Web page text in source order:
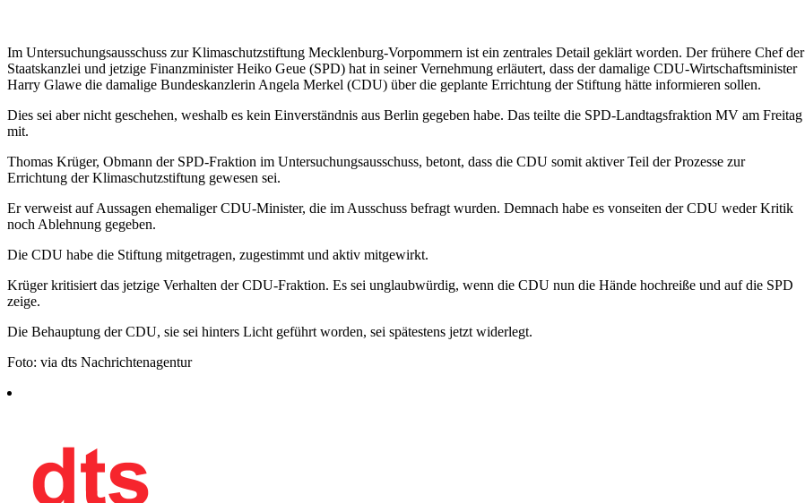
Im Untersuchungsausschuss zur Klimaschutzstiftung Mecklenburg-Vorpommern ist ein zentrales Detail geklärt worden. Der frühere Chef der
Staatskanzlei und jetzige Finanzminister Heiko Geue (SPD) hat in seiner Vernehmung erläutert, dass der damalige CDU-Wirtschaftsminister
Harry Glawe die damalige Bundeskanzlerin Angela Merkel (CDU) über die geplante Errichtung der Stiftung hätte informieren sollen.
Dies sei aber nicht geschehen, weshalb es kein Einverständnis aus Berlin gegeben habe. Das teilte die SPD-Landtagsfraktion MV am Freitag
mit.
Thomas Krüger, Obmann der SPD-Fraktion im Untersuchungsausschuss, betont, dass die CDU somit aktiver Teil der Prozesse zur
Errichtung der Klimaschutzstiftung gewesen sei.
Er verweist auf Aussagen ehemaliger CDU-Minister, die im Ausschuss befragt wurden. Demnach habe es vonseiten der CDU weder Kritik
noch Ablehnung gegeben.
Die CDU habe die Stiftung mitgetragen, zugestimmt und aktiv mitgewirkt.
Krüger kritisiert das jetzige Verhalten der CDU-Fraktion. Es sei unglaubwürdig, wenn die CDU nun die Hände hochreiße und auf die SPD
zeige.
Die Behauptung der CDU, sie sei hinters Licht geführt worden, sei spätestens jetzt widerlegt.
Foto: via dts Nachrichtenagentur